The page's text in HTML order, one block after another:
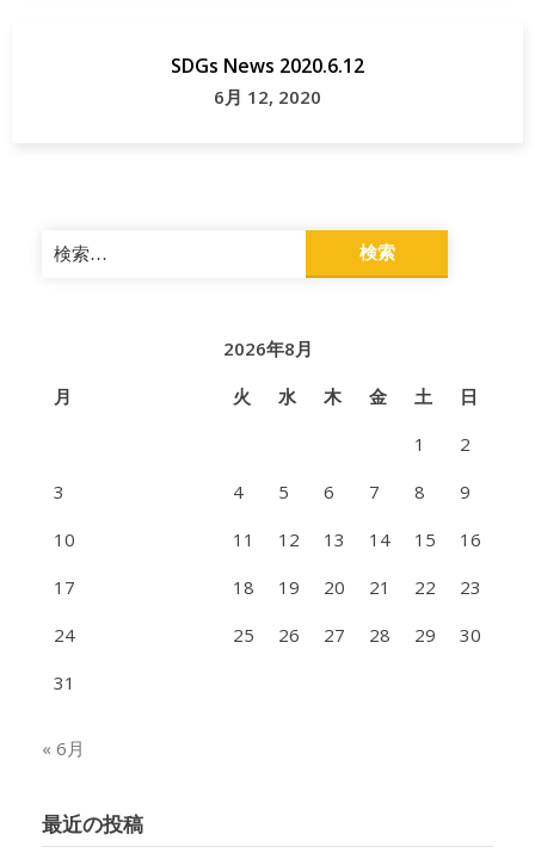
SDGs News 2020.6.12
6月 12, 2020
検
索:
2026年8月
月
火 水 木 金 土
日
1
2
3
4 5 6 7 8
9
10
11 12 13 14 15
16
17
18 19 20 21 22
23
24
25 26 27 28 29
30
31
« 6月
最近の投稿